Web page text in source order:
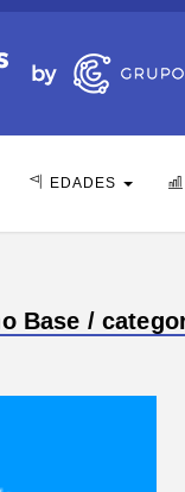
EDADES
Base /